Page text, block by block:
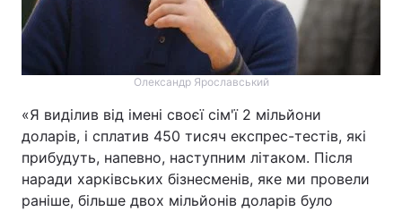
Олександр Ярославський
«Я виділив від імені своєї сім'ї 2 мільйони
доларів, і сплатив 450 тисяч експрес-тестів, які
прибудуть, напевно, наступним літаком. Після
наради харківських бізнесменів, яке ми провели
раніше, більше двох мільйонів доларів було